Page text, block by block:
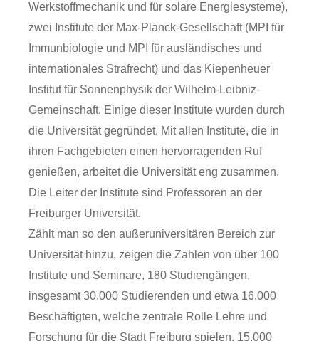
Werkstoffmechanik und für solare Energiesysteme),
zwei Institute der Max-Planck-Gesellschaft (MPI für
Immunbiologie und MPI für ausländisches und
internationales Strafrecht) und das Kiepenheuer
Institut für Sonnenphysik der Wilhelm-Leibniz-
Gemeinschaft. Einige dieser Institute wurden durch
die Universität gegründet. Mit allen Institute, die in
ihren Fachgebieten einen hervorragenden Ruf
genießen, arbeitet die Universität eng zusammen.
Die Leiter der Institute sind Professoren an der
Freiburger Universität.
Zählt man so den außeruniversitären Bereich zur
Universität hinzu, zeigen die Zahlen von über 100
Institute und Seminare, 180 Studiengängen,
insgesamt 30.000 Studierenden und etwa 16.000
Beschäftigten, welche zentrale Rolle Lehre und
Forschung für die Stadt Freiburg spielen. 15.000